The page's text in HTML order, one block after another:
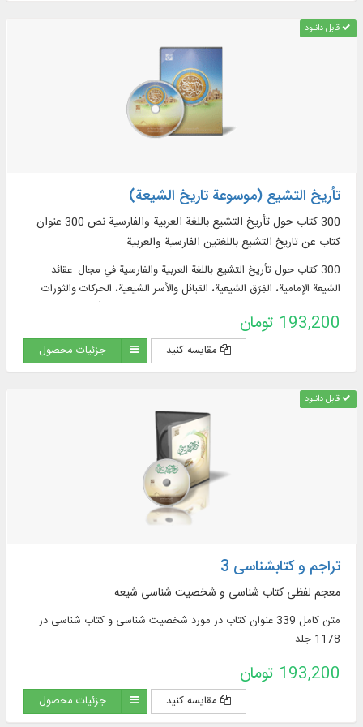
قابل دانلود
تأريخ التشيع (موسوعة تاريخ الشيعة)
300 کتاب حول تأريخ التشيع باللغة العربية والفارسية نص 300 عنوان
كتاب عن تاريخ التشيع باللغتين الفارسية والعربية
300 کتاب حول تأريخ التشيع باللغة العربية والفارسية في مجال: عقائد
الشیعة الإمامية، الفِرَق الشيعية، القبائل والأسر الشيعية، الحركات والثورات
الشيعة و...
193,200 تومان
مقایسه کنید جزئیات محصول
قابل دانلود
تراجم و کتابشناسی 3
معجم لفظی کتاب ‏شناسی و شخصیت‏ شناسی شیعه
متن کامل 339 عنوان کتاب در مورد شخصیت‏ شناسی و کتاب‏ شناسی در
1178 جلد
193,200 تومان
مقایسه کنید جزئیات محصول